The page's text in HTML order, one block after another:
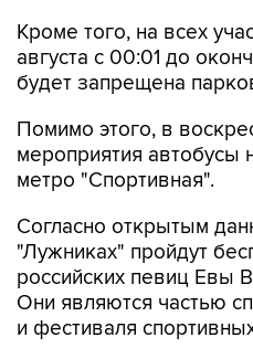
Кроме того, на всех
августа с 00:01 до
будет запрещена
Помимо этого, в
мероприятия автобусы
метро "Спортивная".
Согласно открытым
"Лужниках" пройдут
российских певиц Евы
Они являются частью
и фестиваля